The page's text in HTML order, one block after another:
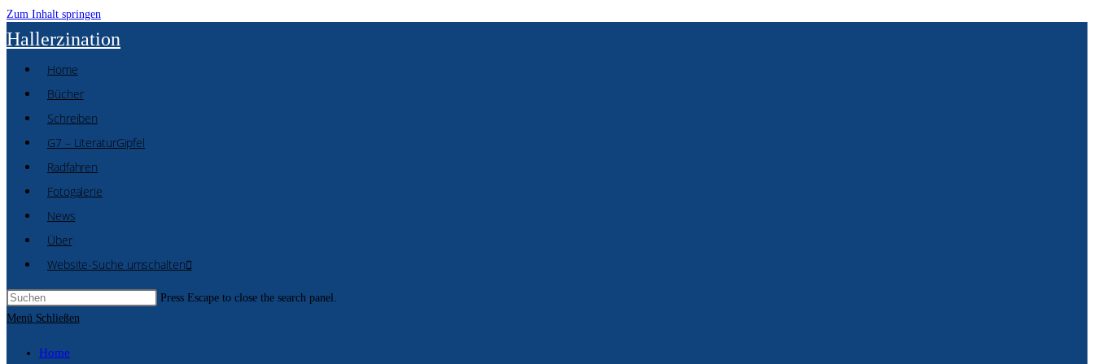
Zum Inhalt springen
Hallerzination
Home
Bücher
Schreiben
G7 – LiteraturGipfel
Radfahren
Fotogalerie
News
Über
Website-Suche umschalten
Press Escape to close the search panel.
Menü Schließen
Home